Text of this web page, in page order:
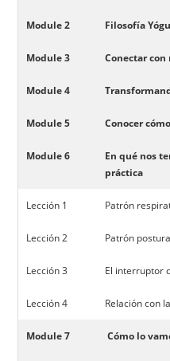
Module 2 Filosofía
Module 3 Conectar
Module 4
Module 5 Conocer
Module 6
En qué nos
práctica
Lección 1 Patrón
Lección 2 Patrón
Lección 3 El interruptor
Lección 4 Relación con
Module 7 Cómo lo